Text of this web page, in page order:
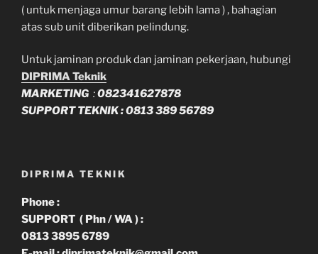
( untuk menjaga umur barang lebih lama ) , bahagian
atas sub unit diberikan pelindung.
Untuk jaminan produk dan jaminan pekerjaan, hubungi
DIPRIMA Teknik
MARKETING :082341627878
SUPPORT TEKNIK : 0813 389 56789
DIPRIMA TEKNIK
Phone :
SUPPORT ( Phn / WA ) :
0813 3895 6789